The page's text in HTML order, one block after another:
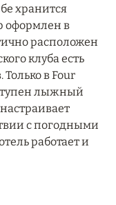
хранится
оформлен в
расположен
клуба есть
в Four
лыжный
с погодными
работает и